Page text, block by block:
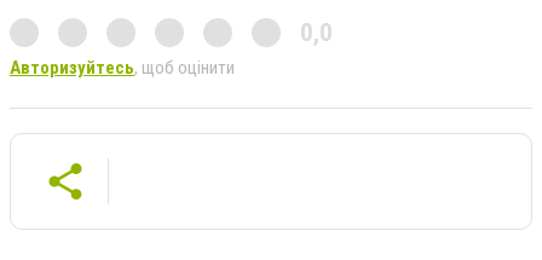
0,0
Авторизуйтесь, щоб оцінити